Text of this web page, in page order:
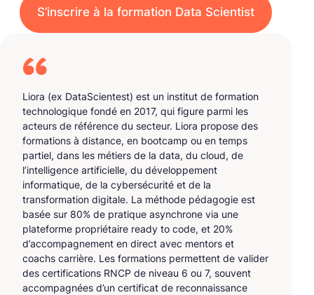
S’inscrire à la formation Data Scientist
Liora (ex DataScientest) est un institut de formation
technologique fondé en 2017, qui figure parmi les
acteurs de référence du secteur. Liora propose des
formations à distance, en bootcamp ou en temps
partiel, dans les métiers de la data, du cloud, de
l’intelligence artificielle, du développement
informatique, de la cybersécurité et de la
transformation digitale. La méthode pédagogie est
basée sur 80% de pratique asynchrone via une
plateforme propriétaire ready to code, et 20%
d’accompagnement en direct avec mentors et
coachs carrière. Les formations permettent de valider
des certifications RNCP de niveau 6 ou 7, souvent
accompagnées d’un certificat de reconnaissance